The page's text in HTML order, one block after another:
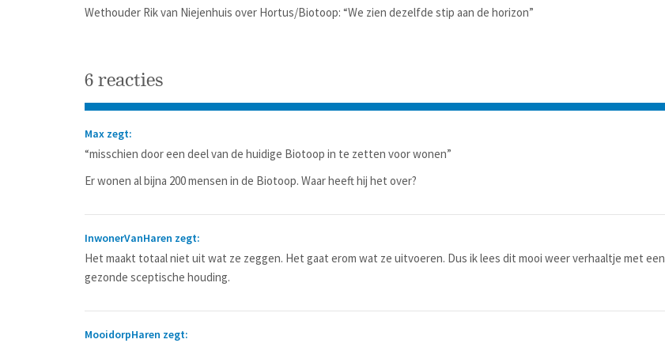
Wethouder Rik van Niejenhuis over Hortus/Biotoop: “We zien dezelfde stip aan de horizon”
6 reacties
Max zegt:
“misschien door een deel van de huidige Biotoop in te zetten voor wonen”
Er wonen al bijna 200 mensen in de Biotoop. Waar heeft hij het over?
InwonerVanHaren zegt:
Het maakt totaal niet uit wat ze zeggen. Het gaat erom wat ze uitvoeren. Dus ik lees dit mooi weer verhaaltje met een
gezonde sceptische houding.
MooidorpHaren zegt: